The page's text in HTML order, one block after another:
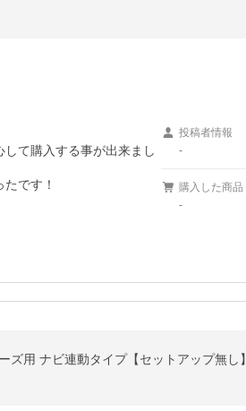
て購入する事が出来まし
です！
投稿者情報
-
購入した商品
-
用 ナビ連動タイプ【セットアップ無し】